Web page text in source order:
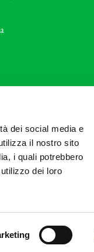
dei social media e
il nostro sito
i quali potrebbero
dei loro